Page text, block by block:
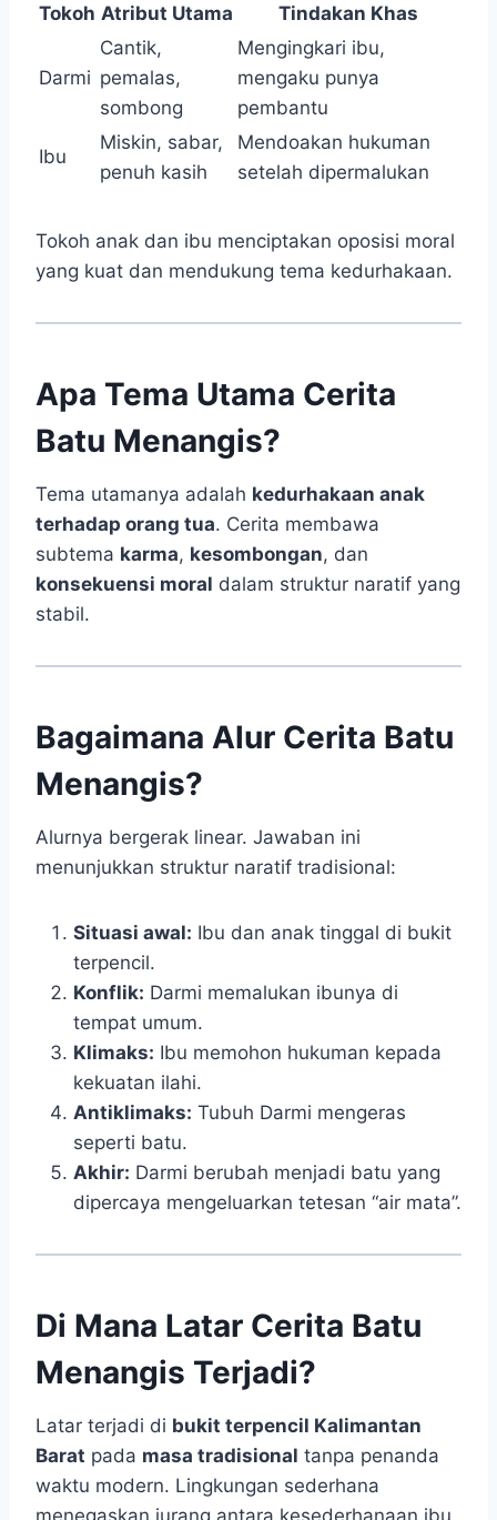
Tokoh Atribut Utama Tindakan Khas
Darmi
Cantik,
pemalas,
sombong
Mengingkari ibu,
mengaku punya
pembantu
Ibu
Miskin, sabar,
penuh kasih
Mendoakan hukuman
setelah dipermalukan
Tokoh anak dan ibu menciptakan oposisi moral
yang kuat dan mendukung tema kedurhakaan.
Apa Tema Utama Cerita
Batu Menangis?
Tema utamanya adalah kedurhakaan anak
terhadap orang tua. Cerita membawa
subtema karma, kesombongan, dan
konsekuensi moral dalam struktur naratif yang
stabil.
Bagaimana Alur Cerita Batu
Menangis?
Alurnya bergerak linear. Jawaban ini
menunjukkan struktur naratif tradisional:
Situasi awal: Ibu dan anak tinggal di bukit
terpencil.
Konflik: Darmi memalukan ibunya di
tempat umum.
Klimaks: Ibu memohon hukuman kepada
kekuatan ilahi.
Antiklimaks: Tubuh Darmi mengeras
seperti batu.
Akhir: Darmi berubah menjadi batu yang
dipercaya mengeluarkan tetesan “air mata”.
Di Mana Latar Cerita Batu
Menangis Terjadi?
Latar terjadi di bukit terpencil Kalimantan
Barat pada masa tradisional tanpa penanda
waktu modern. Lingkungan sederhana
menegaskan jurang antara kesederhanaan ibu